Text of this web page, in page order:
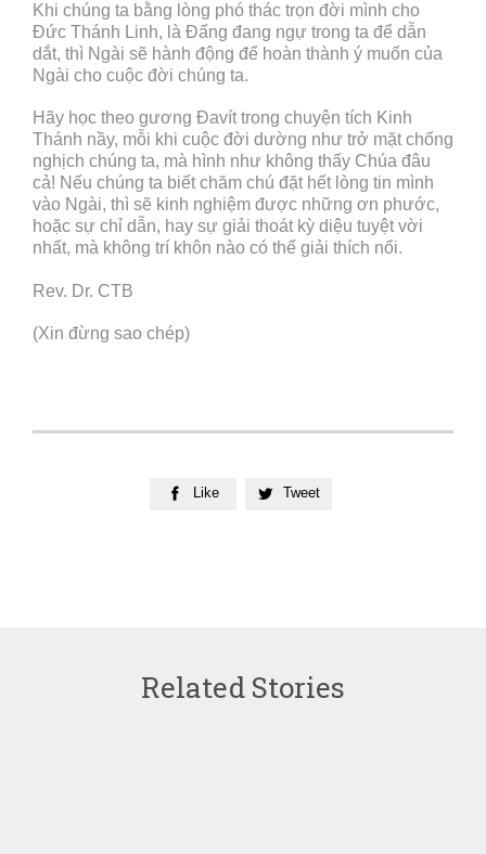
Khi chúng ta bằng lòng phó thác trọn đời mình cho
Đức Thánh Linh, là Đấng đang ngự trong ta để dẫn
dắt, thì Ngài sẽ hành động để hoàn thành ý muốn của
Ngài cho cuộc đời chúng ta.
Hãy học theo gương Đavít trong chuyện tích Kinh
Thánh nầy, mỗi khi cuộc đời dường như trở mặt chống
nghịch chúng ta, mà hình như không thấy Chúa đâu
cả! Nếu chúng ta biết chăm chú đặt hết lòng tin mình
vào Ngài, thì sẽ kinh nghiệm được những ơn phước,
hoặc sự chỉ dẫn, hay sự giải thoát kỳ diệu tuyệt vời
nhất, mà không trí khôn nào có thể giải thích nổi.
Rev. Dr. CTB
(Xin đừng sao chép)
 Like  Tweet
Related Stories